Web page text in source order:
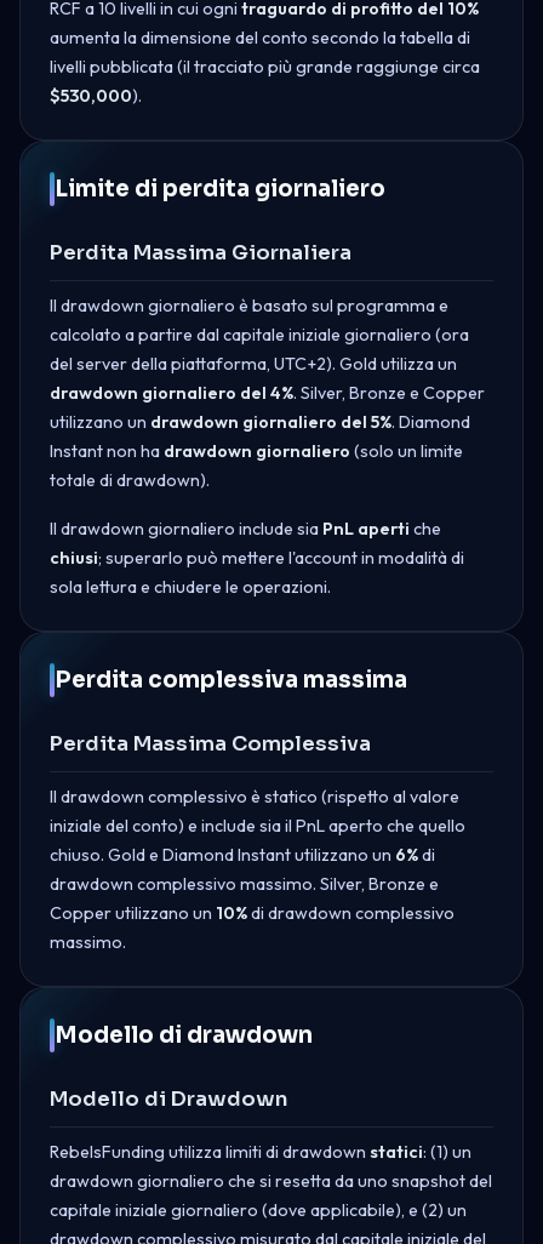
RCF a 10 livelli in cui ogni traguardo di profitto del 10%
aumenta la dimensione del conto secondo la tabella di
livelli pubblicata (il tracciato più grande raggiunge circa
$530,000).
Limite di perdita giornaliero
Perdita Massima Giornaliera
Il drawdown giornaliero è basato sul programma e
calcolato a partire dal capitale iniziale giornaliero (ora
del server della piattaforma, UTC+2). Gold utilizza un
drawdown giornaliero del 4%. Silver, Bronze e Copper
utilizzano un drawdown giornaliero del 5%. Diamond
Instant non ha drawdown giornaliero (solo un limite
totale di drawdown).
Il drawdown giornaliero include sia PnL aperti che
chiusi; superarlo può mettere l'account in modalità di
sola lettura e chiudere le operazioni.
Perdita complessiva massima
Perdita Massima Complessiva
Il drawdown complessivo è statico (rispetto al valore
iniziale del conto) e include sia il PnL aperto che quello
chiuso. Gold e Diamond Instant utilizzano un 6%di
drawdown complessivo massimo. Silver, Bronze e
Copper utilizzano un 10%di drawdown complessivo
massimo.
Modello di drawdown
Modello di Drawdown
RebelsFunding utilizza limiti di drawdown statici: (1) un
drawdown giornaliero che si resetta da uno snapshot del
capitale iniziale giornaliero (dove applicabile), e (2) un
drawdown complessivo misurato dal capitale iniziale del